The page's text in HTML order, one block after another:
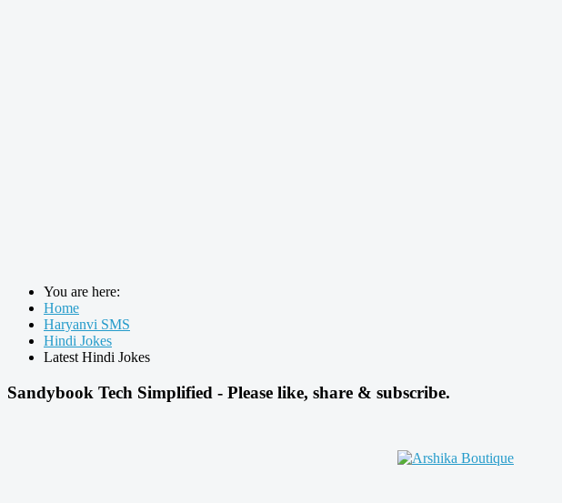
You are here:
Home
Haryanvi SMS
Hindi Jokes
Latest Hindi Jokes
Sandybook Tech Simplified - Please like, share & subscribe.